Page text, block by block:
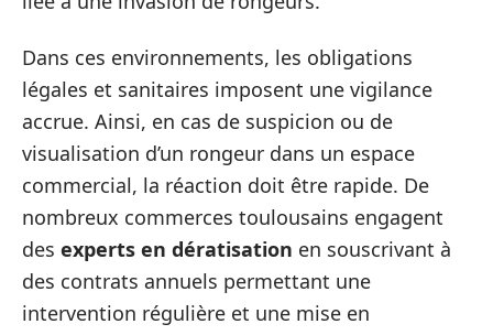
Dans ces environnements, les obligations
légales et sanitaires imposent une vigilance
accrue. Ainsi, en cas de suspicion ou de
visualisation d’un rongeur dans un espace
commercial, la réaction doit être rapide. De
nombreux commerces toulousains engagent
des experts en dératisation en souscrivant à
des contrats annuels permettant une
intervention régulière et une mise en